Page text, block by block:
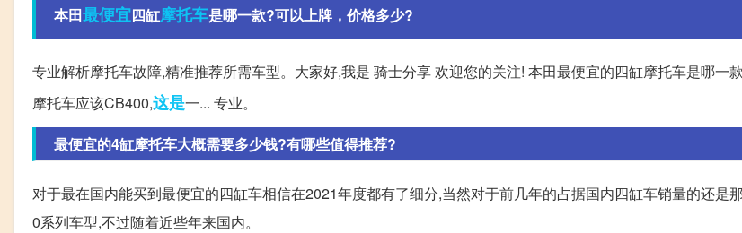
本田最便宜四缸摩托车是哪一款?可以上牌，价格多少?
专业解析摩托车故障,精准推荐所需车型。大家好,我是 骑士分享 欢迎您的关注! 本田最便宜的四缸摩托车是哪一
摩托车应该CB400,这是一... 专业。
最便宜的4缸摩托车大概需要多少钱?有哪些值得推荐?
对于最在国内能买到最便宜的四缸车相信在2021年度都有了细分,当然对于前几年的占据国内四缸车销量的还是
0系列车型,不过随着近些年来国内。